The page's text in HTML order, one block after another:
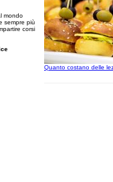
mondo
sempre più
corsi
Quanto costano delle